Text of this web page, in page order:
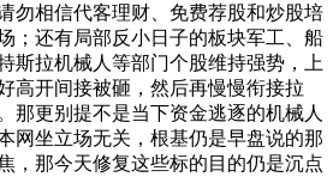
勿相信代客理财、免费荐股和炒股培
；还有局部反小日子的板块军工、船
斯拉机械人等部门个股维持强势，上
高开间接被砸，然后再慢慢衔接拉
那更别提不是当下资金逃逐的机械人
网坐立场无关，根基仍是早盘说的那
，那今天修复这些标的目的仍是沉点